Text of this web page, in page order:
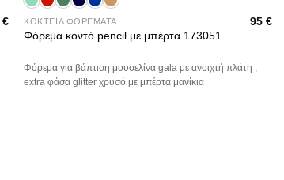
€ ΚΟΚΤΕΙΛ ΦΟΡΕΜΑΤΑ
Φόρεμα κοντό pencil με μπέρτα 173051
95€
Φόρεμα για βάπτιση μουσελίνα gala με ανοιχτή πλάτη ,
extra φάσα glitter χρυσό με μπέρτα μανίκια